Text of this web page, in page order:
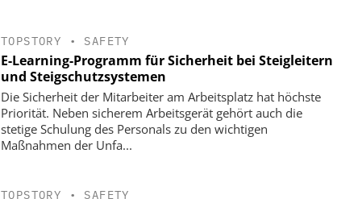
TOPSTORY • SAFETY
E-Learning-Programm für Sicherheit bei Steigleitern
und Steigschutzsystemen
Die Sicherheit der Mitarbeiter am Arbeitsplatz hat höchste
Priorität. Neben sicherem Arbeitsgerät gehört auch die
stetige Schulung des Personals zu den wichtigen
Maßnahmen der Unfa...
TOPSTORY • SAFETY